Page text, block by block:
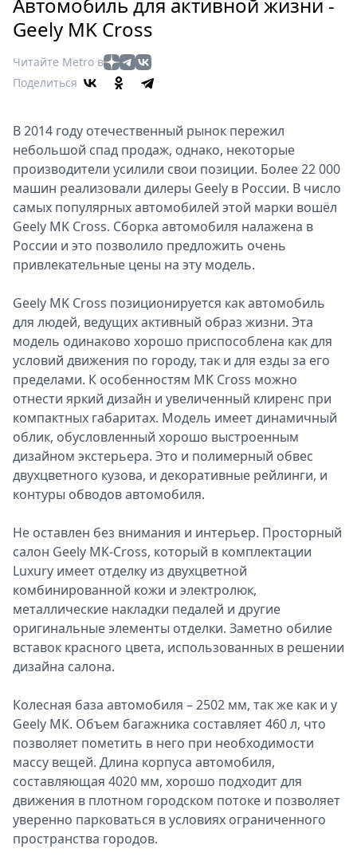
Россия
Здоровье
Еда
Мода
Театр
Кино
Афиша
Книги
Выставки
Пресс-
О
Metro
Стримы
Спецпроекты
Звезды
Выборы
2026
Скачай
Metro
Geely MK Cross
Читайте Metro в
Поделиться
В 2014 году отечественный рынок пережил
небольшой спад продаж, однако, некоторые
производители усилили свои позиции. Более 22 000
машин реализовали дилеры Geely в России. В число
самых популярных автомобилей этой марки вошёл
Geely MK Cross. Сборка автомобиля налажена в
России и это позволило предложить очень
привлекательные цены на эту модель.
Geely MK Cross позиционируется как автомобиль
для людей, ведущих активный образ жизни. Эта
модель одинаково хорошо приспособлена как для
условий движения по городу, так и для езды за его
пределами. К особенностям MK Cross можно
отнести яркий дизайн и увеличенный клиренс при
компактных габаритах. Модель имеет динамичный
облик, обусловленный хорошо выстроенным
дизайном экстерьера. Это и полимерный обвес
двухцветного кузова, и декоративные рейлинги, и
контуры обводов автомобиля.
Не оставлен без внимания и интерьер. Просторный
салон Geely MK-Cross, который в комплектации
Luxury имеет отделку из двухцветной
комбинированной кожи и электролюк,
металлические накладки педалей и другие
оригинальные элементы отделки. Заметно обилие
вставок красного цвета, использованных в решении
дизайна салона.
Колесная база автомобиля – 2502 мм, так же как и у
Geely МК. Объем багажника составляет 460 л, что
позволяет пометить в него при необходимости
массу вещей. Длина корпуса автомобиля,
составляющая 4020 мм, хорошо подходит для
движения в плотном городском потоке и позволяет
уверенно парковаться в условиях ограниченного
пространства городов.